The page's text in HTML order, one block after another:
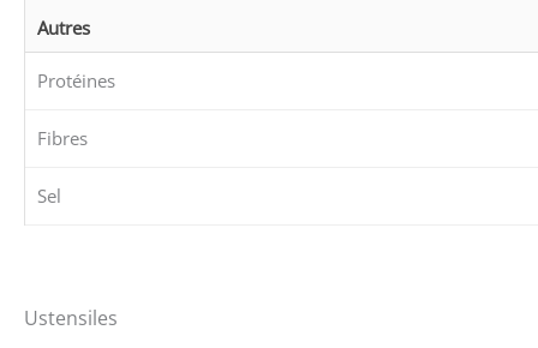
Autres
Protéines
Fibres
Sel
Ustensiles